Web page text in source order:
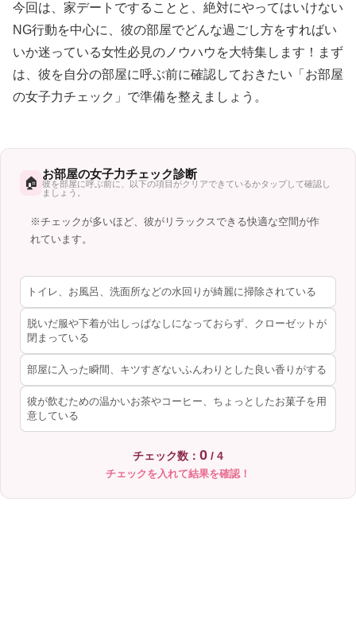
今回は、家デートですることと、絶対にやってはいけない
NG行動を中心に、彼の部屋でどんな過ごし方をすればい
いか迷っている女性必見のノウハウを大特集します！まず
は、彼を自分の部屋に呼ぶ前に確認しておきたい「お部屋
の女子力チェック」で準備を整えましょう。
🏠
お部屋の女子力チェック診断
彼を部屋に呼ぶ前に、以下の項目がクリアできているかタップして確認し
ましょう。
※チェックが多いほど、彼がリラックスできる快適な空間が作
れています。
トイレ、お風呂、洗面所などの水回りが綺麗に掃除されている
脱いだ服や下着が出しっぱなしになっておらず、クローゼットが
閉まっている
部屋に入った瞬間、キツすぎないふんわりとした良い香りがする
彼が飲むための温かいお茶やコーヒー、ちょっとしたお菓子を用
意している
チェック数： 0 / 4
チェックを入れて結果を確認！